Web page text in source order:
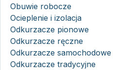
Obuwie robocze
Ocieplenie i izolacja
Odkurzacze pionowe
Odkurzacze ręczne
Odkurzacze samochodowe
Odkurzacze tradycyjne